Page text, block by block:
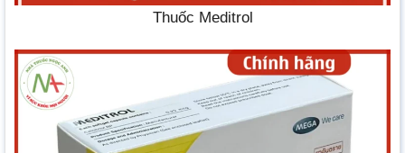
Thuốc Meditrol